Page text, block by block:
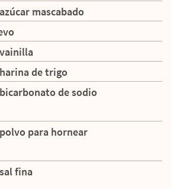
mascabado
de trigo
de sodio
para hornear
fina